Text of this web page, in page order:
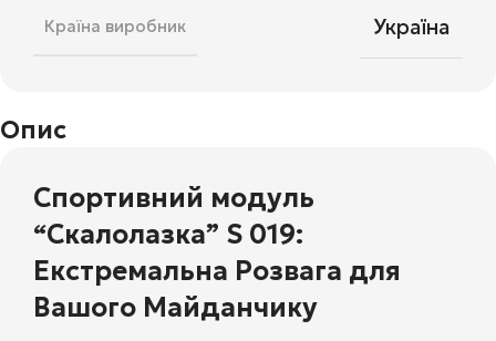
Країна виробник Україна
Опис
Спортивний модуль
“Скалолазка” S 019:
Екстремальна Розвага для
Вашого Майданчику